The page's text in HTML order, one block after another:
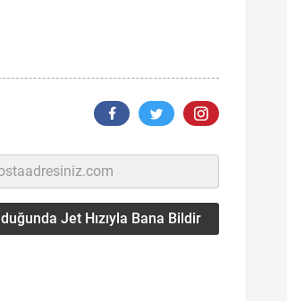
Jet Hızıyla Bana Bildir